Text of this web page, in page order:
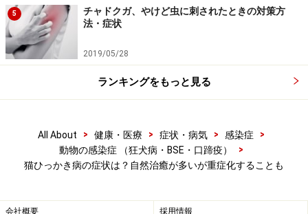
です。
5
チャドクガ、やけど虫に刺されたときの対策方
法・症状
2019/05/28
ランキングをもっと見る
All About > 健康・医療 > 症状・病気 > 感染症
>
動物の感染症 （狂犬病・BSE・口蹄疫）
>
猫ひっかき病の症状は？自然治癒が多いが重症化することも
会社概要 採用情報